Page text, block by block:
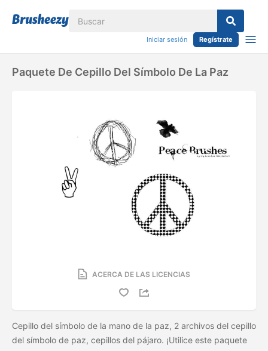
Iniciar sesión Regístrate
Paquete De Cepillo Del Símbolo De La Paz
ACERCA DE LAS LICENCIAS
Cepillo del símbolo de la mano de la paz, 2 archivos del cepillo
del símbolo de paz, cepillos del pájaro. ¡Utilice este paquete